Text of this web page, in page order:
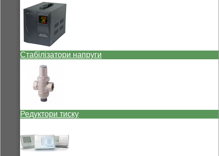
Стабілізатори напруги
Редуктори тиску